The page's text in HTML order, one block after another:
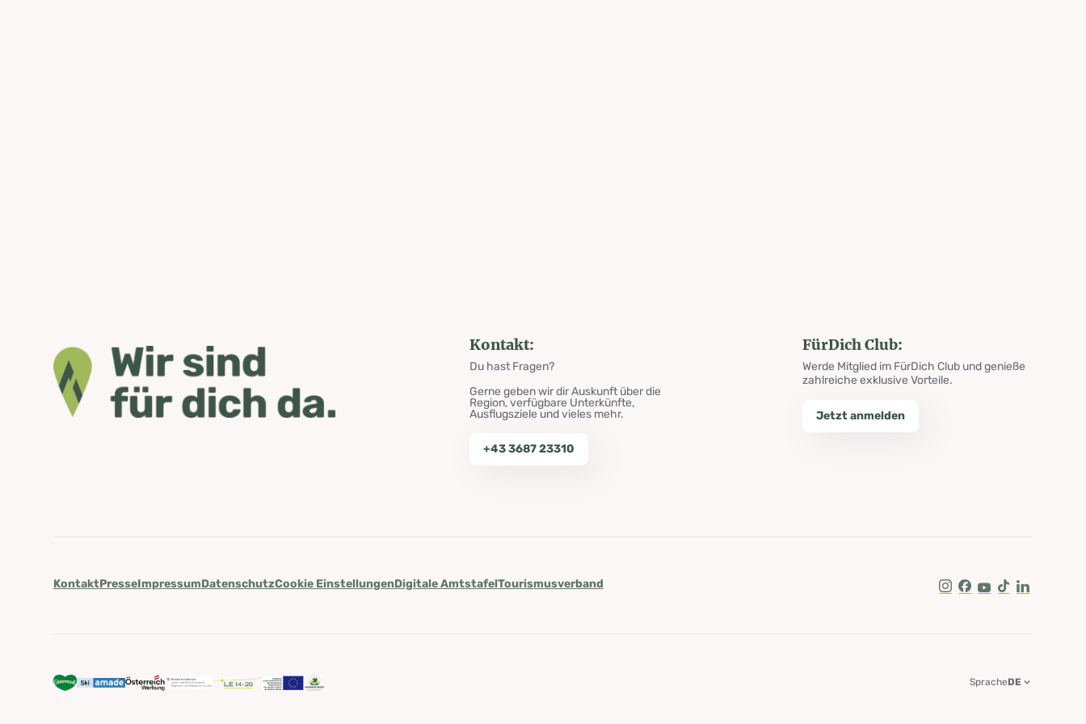
Kontakt:
Du hast Fragen?
Gerne geben wir dir Auskunft über die
Region, verfügbare Unterkünfte,
Ausflugsziele und vieles mehr.
+43 3687 23310
FürDich Club:
Werde Mitglied im FürDich Club und genieße
zahlreiche exklusive Vorteile.
Jetzt anmelden
KontaktPresseImpressumDatenschutzCookie EinstellungenDigitale AmtstafelTourismusverband
Instagram
Facebook
Youtube
Tik TokLinkedIn
SpracheDE